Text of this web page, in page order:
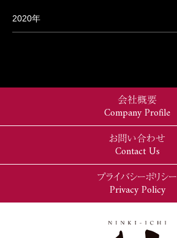
2020年
会社概要
Company Profile
お問い合わせ
Contact Us
プライバシーポリシー
Privacy Policy